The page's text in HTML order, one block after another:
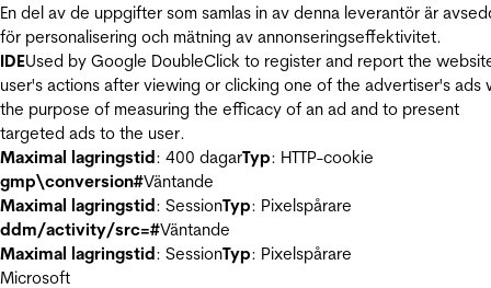
En del av de uppgifter som samlas in av denna leverantör är
för personalisering och mätning av annonseringseffektivitet.
IDEUsed by Google DoubleClick to register and report the
user's actions after viewing or clicking one of the advertiser's ads
the purpose of measuring the efficacy of an ad and to present
targeted ads to the user.
Maximal lagringstid: 400 dagarTyp: HTTP-cookie
gmp\conversion#Väntande
Maximal lagringstid: SessionTyp: Pixelspårare
ddm/activity/src=#Väntande
Maximal lagringstid: SessionTyp: Pixelspårare
Microsoft